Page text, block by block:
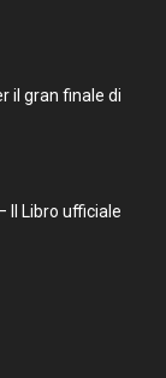
il gran finale di
Il Libro ufficiale